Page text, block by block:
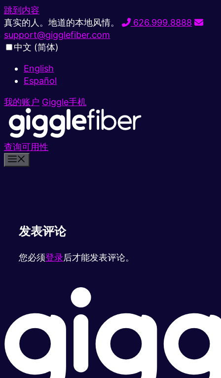
跳到内容
真实的人。地道的本地风情。
626.999.8888
support@gigglefiber.com
中文 (简体)
English
Español
我的账户 Giggle手机
查询可用性
发表评论
您必须登录后才能发表评论。